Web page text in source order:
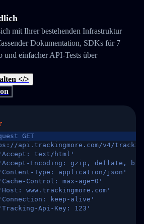
mit Ihrer bestehenden Infrastruktur
Dokumentation, SDKs für 7
und einfacher API-Tests über
</>
GET
api.trackingmore.com/v4/trackings/
text/html'
Encoding: gzip, deflate,
Type: application/json'
Control: max-age=0'
www.trackingmore.com'
keep-alive'
Api-Key: 123'